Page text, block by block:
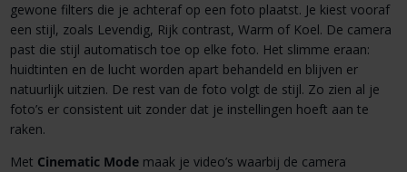
gewone filters die je achteraf op een foto plaatst. Je kiest vooraf
een stijl, zoals Levendig, Rijk contrast, Warm of Koel. De camera
past die stijl automatisch toe op elke foto. Het slimme eraan:
huidtinten en de lucht worden apart behandeld en blijven er
natuurlijk uitzien. De rest van de foto volgt de stijl. Zo zien al je
foto’s er consistent uit zonder dat je instellingen hoeft aan te
raken.
Met Cinematic Modemaak je video’s waarbij de camera